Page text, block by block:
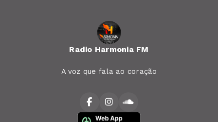
Radio Harmonia FM
A voz que fala ao coração